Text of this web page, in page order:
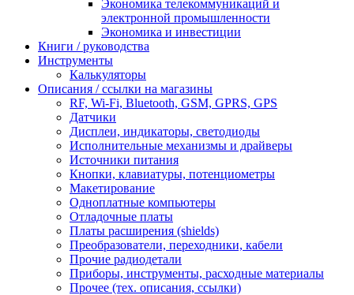
Экономика телекоммуникаций и
электронной промышленности
Экономика и инвестиции
Книги / руководства
Инструменты
Калькуляторы
Описания / ссылки на магазины
RF, Wi-Fi, Bluetooth, GSM, GPRS, GPS
Датчики
Дисплеи, индикаторы, светодиоды
Исполнительные механизмы и драйверы
Источники питания
Кнопки, клавиатуры, потенциометры
Макетирование
Одноплатные компьютеры
Отладочные платы
Платы расширения (shields)
Преобразователи, переходники, кабели
Прочие радиодетали
Приборы, инструменты, расходные материалы
Прочее (тех. описания, ссылки)